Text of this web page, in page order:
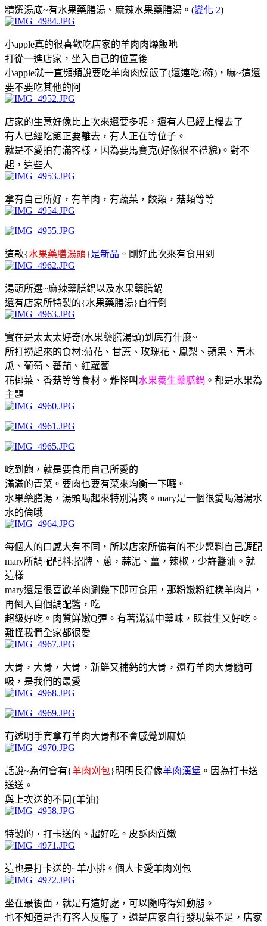
精選湯底~有水果藥膳湯、麻辣水果藥膳湯。(變化 2)
小apple真的很喜歡吃店家的羊肉肉燥飯吔
打從一進店家，坐入自己的位置後
小apple就一直頻頻說要吃羊肉肉燥飯了(還連吃3碗)，嚇~這還
要不要吃其他的阿
店家的生意好像比上次來還要多呢，還有人已經上樓去了
有人已經吃飽正要離去，有人正在等位子。
就是不愛拍有滿客樣，因為要馬賽克(好像很不禮貌)。對不
起，這些人
拿有自己所好，有羊肉，有蔬菜，餃類，菇類等等
這款{水果藥膳湯頭}是新品 。剛好此次來有食用到
湯頭所選~麻辣藥膳鍋以及水果藥膳鍋
還有店家所特製的{水果藥膳湯}自行倒
實在是太太太好奇(水果藥膳湯頭)到底有什麼~
所打撈起來的食材:菊花、甘蔗、玫瑰花、鳯梨、蘋果、青木
瓜、葡萄、蕃茄、紅蘿蔔
花椰菜、香菇等等食材。難怪叫 水果養生藥膳鍋 。都是水果為
主題
吃到飽，就是要食用自己所愛的
滿滿的青菜。要肉也要有菜來均衡一下囉。
水果藥膳湯，湯頭喝起來特別清爽。mary是一個很愛喝湯湯水
水的倫哦
每個人的口感大有不同，所以店家所備有的不少醬料自己調配
mary所調配配料:招牌、蔥，蒜泥、薑，辣椒，少許醬油。就
這樣
mary還是很喜歡羊肉涮幾下即可食用，那粉嫩粉紅樣羊肉片，
再倒入自個調配醬，吃
超級好吃。肉質鮮嫩Q彈。有著滿滿中藥味，既養生又好吃。
難怪我們全家都很愛
大骨，大骨，大骨，新鮮又補鈣的大骨，還有羊肉大骨髓可
吸，是我們的最愛
有透明手套拿有羊肉大骨都不會感覺到麻煩
話說~為何會有{羊肉刈包}明明長得像羊肉漢堡 。因為打卡送
送送。
與上次送的不同{羊油}
特製的，打卡送的。超好吃。皮酥肉質嫩
這也是打卡送的~羊小排。個人卡愛羊肉刈包
坐在最後面，就是有這好處，可以隨時得知動態。
也不知道是否有客人反應了，還是店家自行發現菜不足，店家